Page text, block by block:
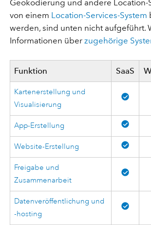
Geokodierung und andere Location-
von einem Location-Services-System
werden, sind unten nicht aufgeführt.
Informationen über zugehörige
Funktion SaaS
Kartenerstellung und
Visualisierung
App-Erstellung
Website-Erstellung
Freigabe und
Zusammenarbeit
Datenveröffentlichung und
-hosting